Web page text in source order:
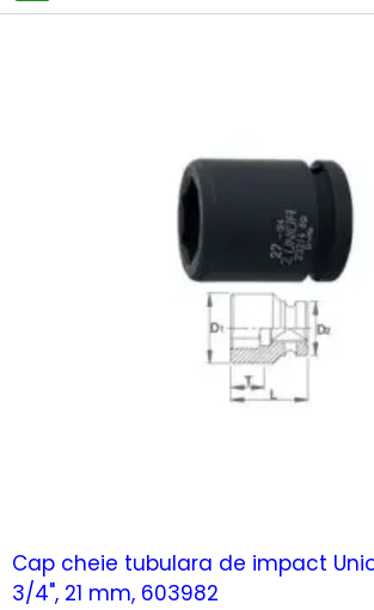
Cap cheie tubulara de impact
3/4", 21 mm, 603982